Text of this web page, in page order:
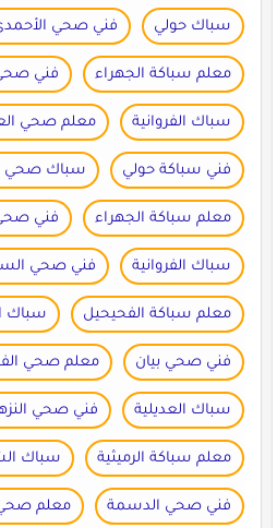
سباك حولي فني صحي
معلم سباكة الجهراء فني صحي
سباك الفروانية معلم صحي
فني سباكة حولي سباك صحي
معلم سباكة الجهراء فني صحي
سباك الفروانية فني صحي
معلم سباكة الفحيحيل سباك
فني صحي بيان معلم صحي
سباك العديلية فني صحي
معلم سباكة الرميثية سباك
فني صحي الدسمة معلم